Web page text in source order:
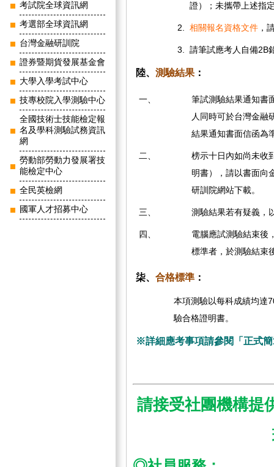
考試院全球資訊網
考選部全球資訊網
台灣金融研訓院
證券暨期貨發展基金會
大學入學考試中心
技專校院入學測驗中心
全國技術士技能檢定報
名及學科測驗試務資訊
網
勞動部勞動力發展署技
能檢定中心
全民英檢網
國軍人才招募中心
證）；未攜帶上述指
2. 相關報名資格文件 ，
3. 請筆試應考人自備2B
陸、 測驗結果 ：
一、
筆試測驗結果通知書
人同時可於台灣金融
結果通知書面信函為
二、
榜示十日內如尚未收
明書），請以書面向
研訓院網站下載。
三、 測驗結果若有疑義，
四、
電腦應試測驗結束後
標準者，於測驗結束
柒、 合格標準 ：
本項測驗以每科成績均達
驗合格證明書。
※詳細應考事項請參閱「正式
請接受社團機構提